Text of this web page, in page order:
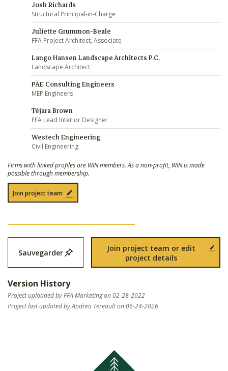
Josh Richards
Structural Principal-in-Charge
Juliette Grummon-Beale
FFA Project Architect, Associate
Lango Hansen Landscape Architects P.C.
Landscape Architect
PAE Consulting Engineers
MEP Engineers
Téjara Brown
FFA Lead Interior Designer
Westech Engineering
Civil Engineering
Firms with linked profiles are WIN members. As a non-profit, WIN is made
possible through membership.
Join project team
Sauvegarder
Join project team or edit
project details
Version History
Project uploaded by FFA Marketing on 02-28-2022
Project last updated by Andrea Tereault on 06-24-2026